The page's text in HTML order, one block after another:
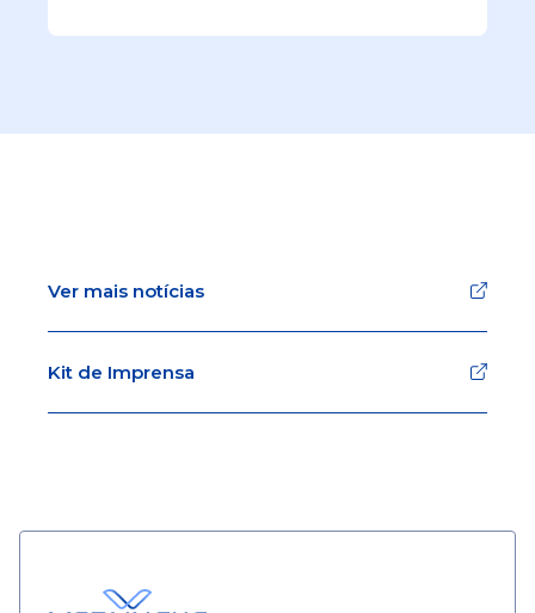
Ver mais notícias
Kit de Imprensa